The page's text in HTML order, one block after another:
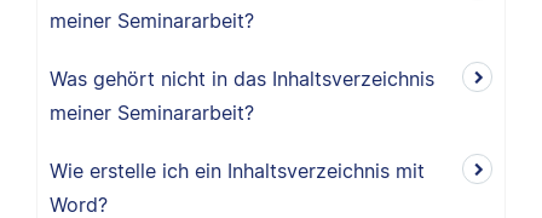
meiner Seminararbeit?
Was gehört nicht in das Inhaltsverzeichnis
meiner Seminararbeit?
Wie erstelle ich ein Inhaltsverzeichnis mit
Word?